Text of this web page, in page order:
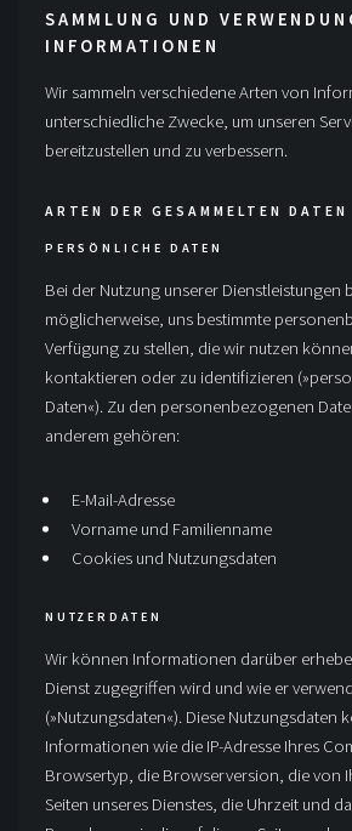
SAMMLUNG UND
INFORMATIONEN
Wir sammeln verschiedene Arten von
unterschiedliche Zwecke, um unseren
bereitzustellen und zu verbessern.
ARTEN DER GESAMMELTEN DATEN
PERSÖNLICHE DATEN
Bei der Nutzung unserer Dienstleistungen
möglicherweise, uns bestimmte
Verfügung zu stellen, die wir nutzen
kontaktieren oder zu identifizieren
Daten«). Zu den personenbezogenen
anderem gehören:
E-Mail-Adresse
Vorname und Familienname
Cookies und Nutzungsdaten
NUTZERDATEN
Wir können Informationen darüber
Dienst zugegriffen wird und wie er
(»Nutzungsdaten«). Diese Nutzungsdaten
Informationen wie die IP-Adresse Ihres
Browsertyp, die Browserversion, die von
Seiten unseres Dienstes, die Uhrzeit und